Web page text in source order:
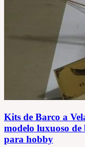
Kits de Barco a
modelo luxuoso de
para hobby